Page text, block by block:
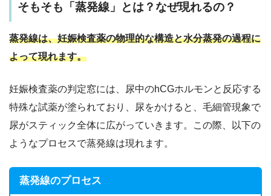
そもそも「蒸発線」とは？なぜ現れるの？
蒸発線は、妊娠検査薬の物理的な構造と水分蒸発の過程に
よって現れます。
妊娠検査薬の判定窓には、尿中のhCGホルモンと反応する
特殊な試薬が塗られており、尿をかけると、毛細管現象で
尿がスティック全体に広がっていきます。この際、以下の
ようなプロセスで蒸発線は現れます。
蒸発線のプロセス